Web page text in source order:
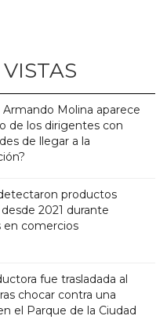
Armando Molina aparece
de los dirigentes con
de llegar a la
productos
2021 durante
en comercios
fue trasladada al
chocar contra una
el Parque de la Ciudad